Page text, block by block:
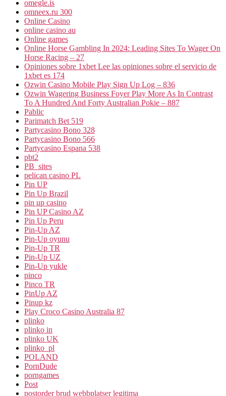
omegle.is
omneex.ru 300
Online Casino
online casino au
Online games
Online Horse Gambling In 2024: Leading Sites To Wager On
Horse Racing – 27
Opiniones sobre 1xbet Lee las opiniones sobre el servicio de
1xbet es 174
Ozwin Casino Mobile Play Sign Up Log – 836
Ozwin Wagering Business Foyer Play More As In Contrast
To A Hundred And Forty Australian Pokie – 887
Pablic
Parimatch Bet 519
Partycasino Bono 328
Partycasino Bono 566
Partycasino Espana 538
pbt2
PB_sites
pelican casino PL
Pin UP
Pin Up Brazil
pin up casino
Pin UP Casino AZ
Pin Up Peru
Pin-Up AZ
Pin-Up oyunu
Pin-Up TR
Pin-Up UZ
Pin-Up yukle
pinco
Pinco TR
PinUp AZ
Pinup kz
Play Croco Casino Australia 87
plinko
plinko in
plinko UK
plinko_pl
POLAND
PornDude
porngames
Post
postorder brud webbplatser legitima